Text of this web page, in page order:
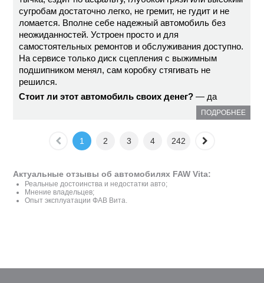
сугробам достаточно легко, не гремит, не гудит и не
ломается. Вполне себе надежный автомобиль без
неожиданностей. Устроен просто и для
самостоятельных ремонтов и обслуживания доступно.
На сервисе только диск сцепления с выжимным
подшипником менял, сам коробку стягивать не
решился.
Стоит ли этот автомобиль своих денег? — да
ПОДРОБНЕЕ
1 2 3 4 242
Актуальные отзывы об автомобилях FAW Vita:
Реальные достоинства и недостатки авто;
Мнение владельцев;
Опыт эксплуатации ФАВ Вита.